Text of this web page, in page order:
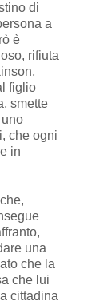
di
a
è
rifiuta
figlio
smette
che ogni
in
una
che la
che lui
cittadina